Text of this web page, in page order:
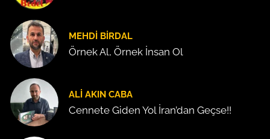
MEHDI BIRDAL
Örnek Al, Örnek İnsan Ol
ALI AKIN CABA
Cennete Giden Yol İran’dan Geçse!!